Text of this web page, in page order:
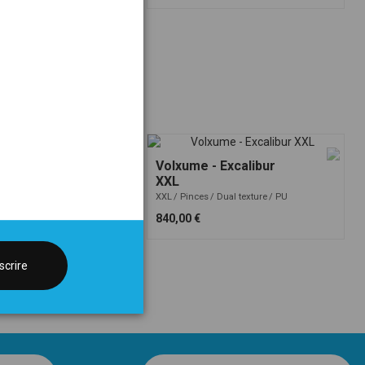
Volxume - Excalibur
XXL
XXL Pinces Dual texture PU
840,00 €